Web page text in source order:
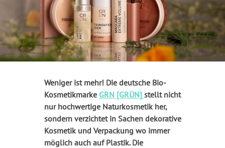
Weniger ist mehr! Die deutsche Bio-
Kosmetikmarke GRN [GRÜN] stellt nicht
nur hochwertige Naturkosmetik her,
sondern verzichtet in Sachen dekorative
Kosmetik und Verpackung wo immer
möglich auch auf Plastik. Die